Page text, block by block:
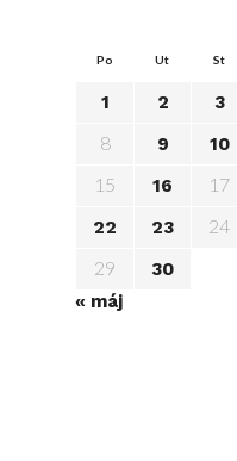
Po Ut St
1 2 3
8 9 10
15 16 17
22
23 24
29
30
« máj